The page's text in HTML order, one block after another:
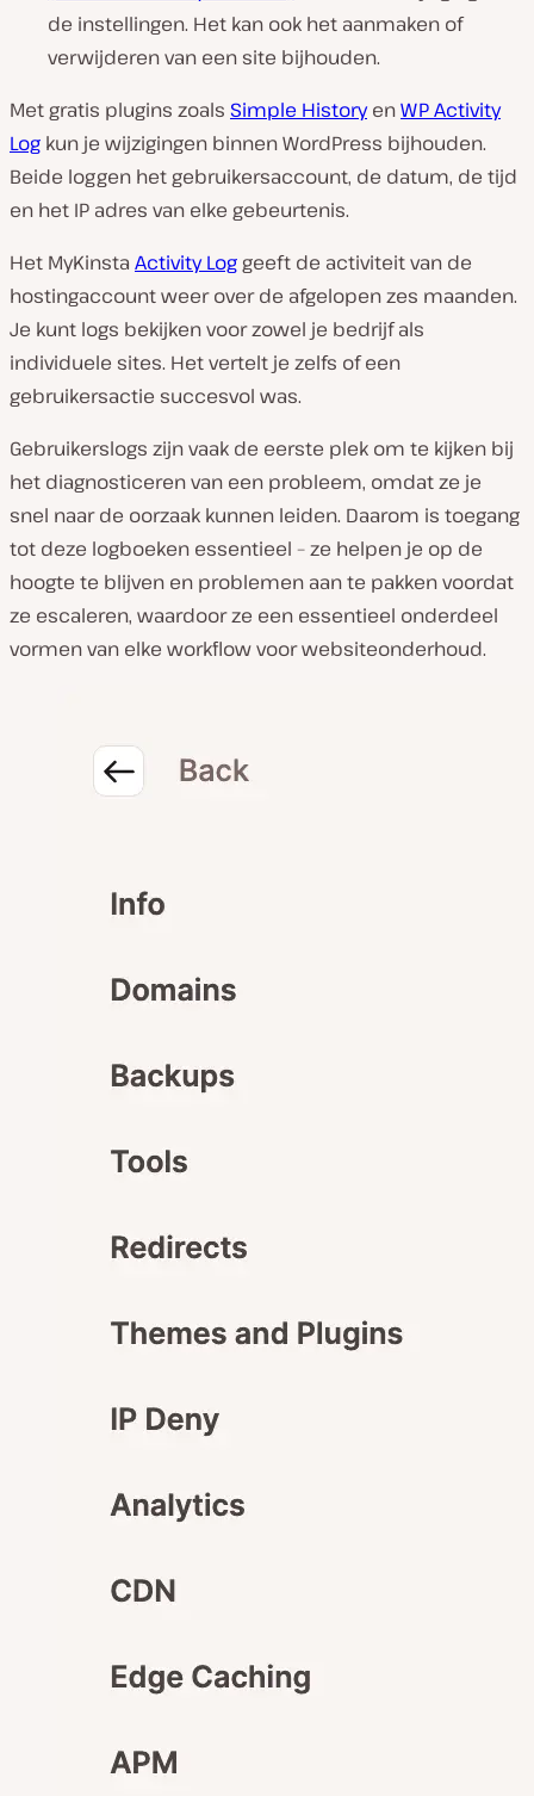
de instellingen. Het kan ook het aanmaken of
verwijderen van een site bijhouden.
Met gratis plugins zoals Simple HistoryenWP Activity
Log kun je wijzigingen binnen WordPress bijhouden.
Beide loggen het gebruikersaccount, de datum, de tijd
en het IP adres van elke gebeurtenis.
Het MyKinsta Activity Log geeft de activiteit van de
hostingaccount weer over de afgelopen zes maanden.
Je kunt logs bekijken voor zowel je bedrijf als
individuele sites. Het vertelt je zelfs of een
gebruikersactie succesvol was.
Gebruikerslogs zijn vaak de eerste plek om te kijken bij
het diagnosticeren van een probleem, omdat ze je
snel naar de oorzaak kunnen leiden. Daarom is toegang
tot deze logboeken essentieel – ze helpen je op de
hoogte te blijven en problemen aan te pakken voordat
ze escaleren, waardoor ze een essentieel onderdeel
vormen van elke workflow voor websiteonderhoud.